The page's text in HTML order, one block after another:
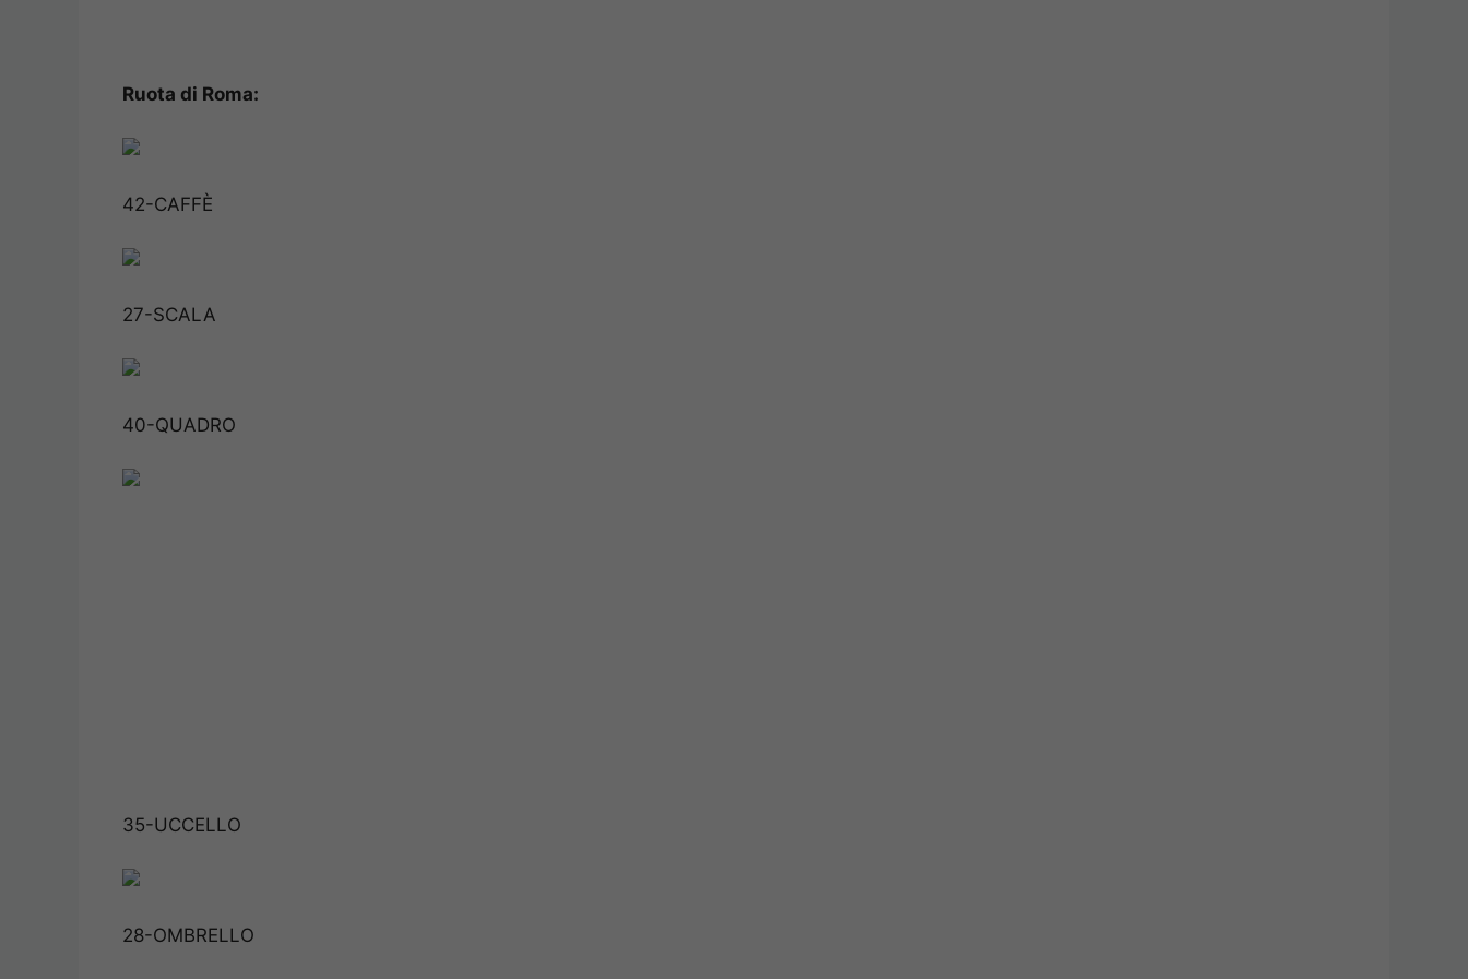
Ruota di Roma:
42-CAFFÈ
27-SCALA
40-QUADRO
35-UCCELLO
28-OMBRELLO